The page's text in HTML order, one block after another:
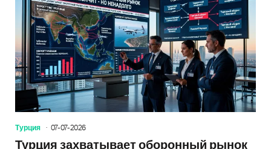
Турция 07-07-2026
Турция захватывает оборонный рынок